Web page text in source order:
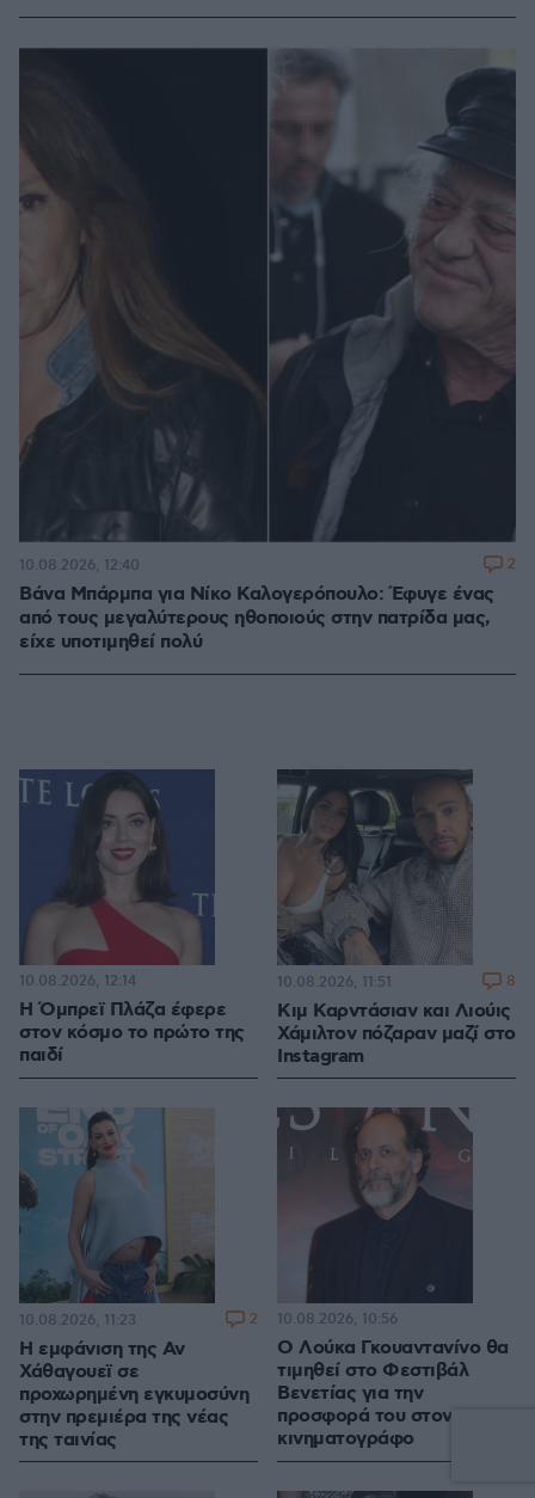
Βάνα Μπάρμπα για Νίκο Καλογερόπουλο: Έφυγε ένας
από τους μεγαλύτερους ηθοποιούς στην πατρίδα μας,
είχε υποτιμηθεί πολύ
10.08.2026, 12:40 2
Η Όμπρεϊ Πλάζα έφερε
στον κόσμο το πρώτο της
παιδί
10.08.2026, 12:14
Κιμ Καρντάσιαν και Λιούις
Χάμιλτον πόζαραν μαζί στο
Instagram
10.08.2026, 11:51 8
Η εμφάνιση της Αν
Χάθαγουεϊ σε
προχωρημένη εγκυμοσύνη
στην πρεμιέρα της νέας
της ταινίας
10.08.2026, 11:23 2
Ο Λούκα Γκουαντανίνο θα
τιμηθεί στο Φεστιβάλ
Βενετίας για την
προσφορά του στον
κινηματογράφο
10.08.2026, 10:56